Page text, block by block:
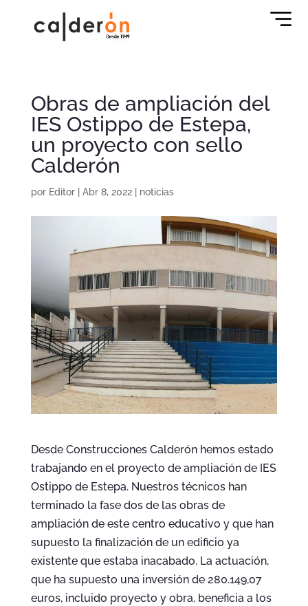
Obras de ampliación del
IES Ostippo de Estepa,
un proyecto con sello
Calderón
por Editor| Abr 8, 2022| noticias
Desde Construcciones Calderón hemos estado
trabajando en el proyecto de ampliación de IES
Ostippo de Estepa. Nuestros técnicos han
terminado la fase dos de las obras de
ampliación de este centro educativo y que han
supuesto la finalización de un edificio ya
existente que estaba inacabado. La actuación,
que ha supuesto una inversión de 280.149,07
euros, incluido proyecto y obra, beneficia a los